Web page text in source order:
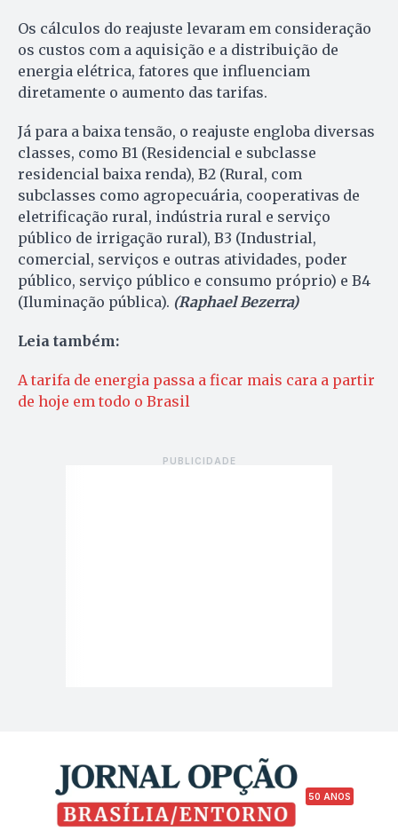
Os cálculos do reajuste levaram em consideração
os custos com a aquisição e a distribuição de
energia elétrica, fatores que influenciam
diretamente o aumento das tarifas.
Já para a baixa tensão, o reajuste engloba diversas
classes, como B1 (Residencial e subclasse
residencial baixa renda), B2 (Rural, com
subclasses como agropecuária, cooperativas de
eletrificação rural, indústria rural e serviço
público de irrigação rural), B3 (Industrial,
comercial, serviços e outras atividades, poder
público, serviço público e consumo próprio) e B4
(Iluminação pública). (Raphael Bezerra)
Leia também:
A tarifa de energia passa a ficar mais cara a partir
de hoje em todo o Brasil
50 ANOS